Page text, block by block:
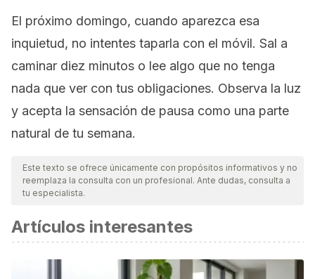
El próximo domingo, cuando aparezca esa
inquietud, no intentes taparla con el móvil. Sal a
caminar diez minutos o lee algo que no tenga
nada que ver con tus obligaciones. Observa la luz
y acepta la sensación de pausa como una parte
natural de tu semana.
Este texto se ofrece únicamente con propósitos informativos y no
reemplaza la consulta con un profesional. Ante dudas, consulta a
tu especialista.
Artículos interesantes